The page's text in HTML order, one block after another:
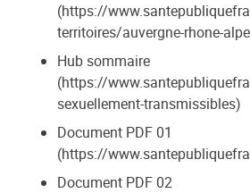
(https://
territoires/auvergne-rhone-
Hub sommaire
(https://
sexuellement-transmissibles)
Document PDF 01
(https://
Document PDF 02